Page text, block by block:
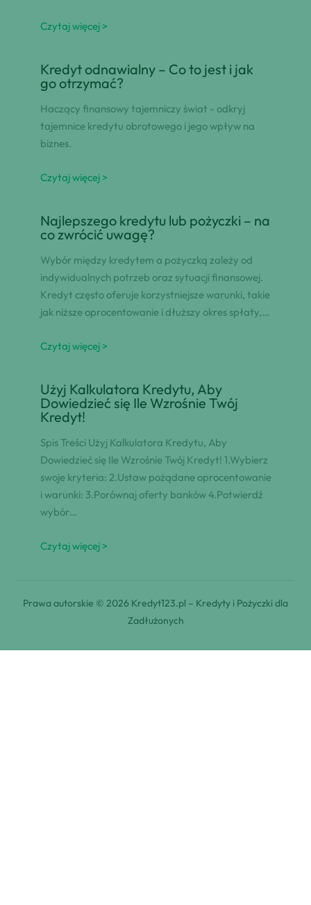
Czytaj więcej >
Kredyt odnawialny – Co to jest i jak
go otrzymać?
Haczący finansowy tajemniczy świat - odkryj
tajemnice kredytu obrotowego i jego wpływ na
biznes.
Czytaj więcej >
Najlepszego kredytu lub pożyczki – na
co zwrócić uwagę?
Wybór między kredytem a pożyczką zależy od
indywidualnych potrzeb oraz sytuacji finansowej.
Kredyt często oferuje korzystniejsze warunki, takie
jak niższe oprocentowanie i dłuższy okres spłaty,…
Czytaj więcej >
Użyj Kalkulatora Kredytu, Aby
Dowiedzieć się Ile Wzrośnie Twój
Kredyt!
Spis Treści Użyj Kalkulatora Kredytu, Aby
Dowiedzieć się Ile Wzrośnie Twój Kredyt! 1.Wybierz
swoje kryteria: 2.Ustaw pożądane oprocentowanie
i warunki: 3.Porównaj oferty banków 4.Potwierdź
wybór…
Czytaj więcej >
Prawa autorskie © 2026 Kredyt123.pl – Kredyty i Pożyczki dla
Zadłużonych